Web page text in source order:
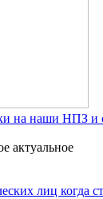
на наши НПЗ и
актуальное
лиц когда